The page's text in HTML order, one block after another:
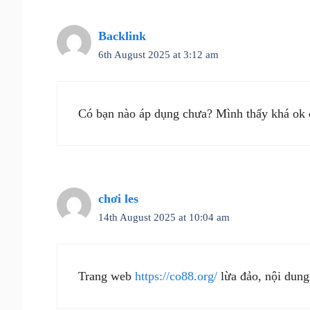
Backlink
6th August 2025 at 3:12 am
Có bạn nào áp dụng chưa? Mình thấy khá ok
chơi les
14th August 2025 at 10:04 am
Trang web https://co88.org/ lừa đảo, nội